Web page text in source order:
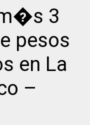
3
pesos
en La
–